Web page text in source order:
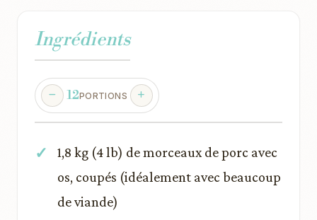
Ingrédients
12PORTIONS
1,8 kg (4 lb) de morceaux de porc avec
os, coupés (idéalement avec beaucoup
de viande)